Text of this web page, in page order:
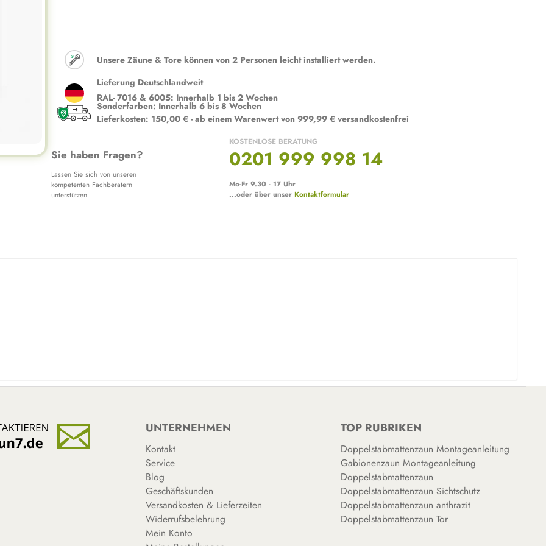
Unsere Zäune & Tore können von 2 Personen leicht installiert werden.
Lieferung Deutschlandweit
RAL- 7016 & 6005: Innerhalb 1 bis 2 Wochen
Sonderfarben: Innerhalb 6 bis 8 Wochen
Lieferkosten: 150,00 € - ab einem Warenwert von 999,99 € versandkostenfrei
Sie haben Fragen?
Lassen Sie sich von unseren
kompetenten Fachberatern
unterstützen.
KOSTENLOSE BERATUNG
0201 999 998 14
Mo-Fr 9.30 - 17 Uhr
...oder über unser Kontaktformular
UNTERNEHMEN
Kontakt
Service
Blog
Geschäftskunden
Versandkosten & Lieferzeiten
Widerrufsbelehrung
Mein Konto
TOP RUBRIKEN
Doppelstabmattenzaun Montageanleitung
Gabionenzaun Montageanleitung
Doppelstabmattenzaun
Doppelstabmattenzaun Sichtschutz
Doppelstabmattenzaun anthrazit
Doppelstabmattenzaun Tor